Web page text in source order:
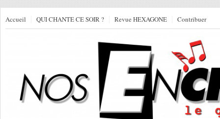
Accueil QUI CHANTE CE SOIR ? Revue HEXAGONE Contribuer